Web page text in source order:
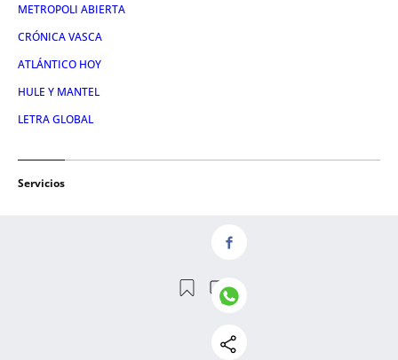
METROPOLI ABIERTA
CRÓNICA VASCA
ATLÁNTICO HOY
HULE Y MANTEL
LETRA GLOBAL
Servicios